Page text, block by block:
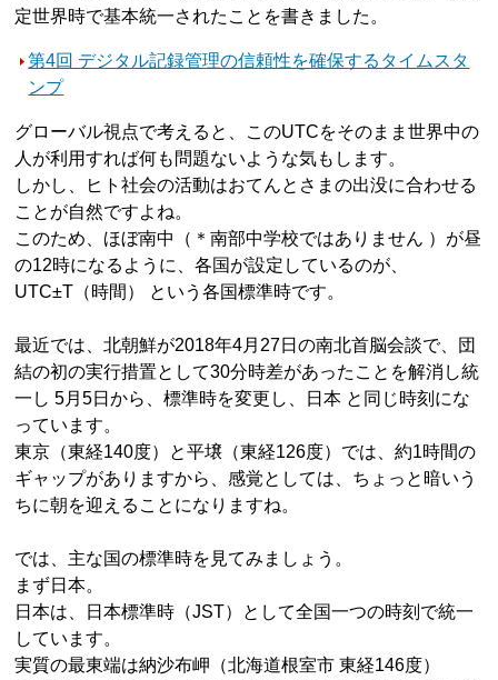
定世界時で基本統一されたことを書きました。
第4回 デジタル記録管理の信頼性を確保するタイムスタ
ンプ
グローバル視点で考えると、このUTCをそのまま世界中の
人が利用すれば何も問題ないような気もします。
しかし、ヒト社会の活動はおてんとさまの出没に合わせる
ことが自然ですよね。
このため、ほぼ南中（＊南部中学校ではありません ）が昼
の12時になるように、各国が設定しているのが、
UTC±T（時間） という各国標準時です。
最近では、北朝鮮が2018年4月27日の南北首脳会談で、団
結の初の実行措置として30分時差があったことを解消し統
一し 5月5日から、標準時を変更し、日本 と同じ時刻にな
っています。
東京（東経140度）と平壌（東経126度）では、約1時間の
ギャップがありますから、感覚としては、ちょっと暗いう
ちに朝を迎えることになりますね。
では、主な国の標準時を見てみましょう。
まず日本。
日本は、日本標準時（JST）として全国一つの時刻で統一
しています。
実質の最東端は納沙布岬（北海道根室市 東経146度）